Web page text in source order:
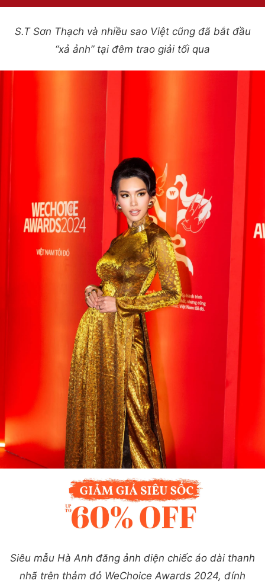
S.T Sơn Thạch và nhiều sao Việt cũng đã bắt đầu
“xả ảnh” tại đêm trao giải tối qua
Siêu mẫu Hà Anh đăng ảnh diện chiếc áo dài thanh
nhã trên thảm đỏ WeChoice Awards 2024, đính